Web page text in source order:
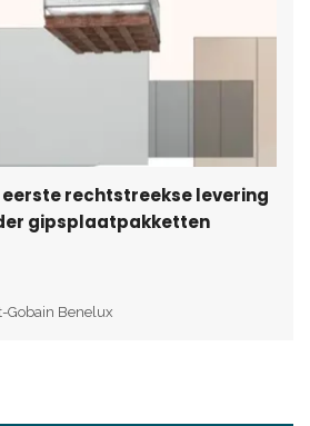
eerste rechtstreekse levering
gipsplaatpakketten
Gobain Benelux